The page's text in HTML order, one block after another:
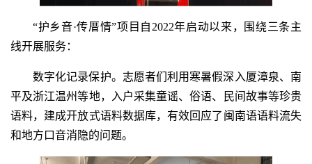
“护乡音·传厝情”项目自2022年启动以来，围绕三条主
线开展服务：
数字化记录保护。志愿者们利用寒暑假深入厦漳泉、南
平及浙江温州等地，入户采集童谣、俗语、民间故事等珍贵
语料，建成开放式语料数据库，有效回应了闽南语语料流失
和地方口音消隐的问题。